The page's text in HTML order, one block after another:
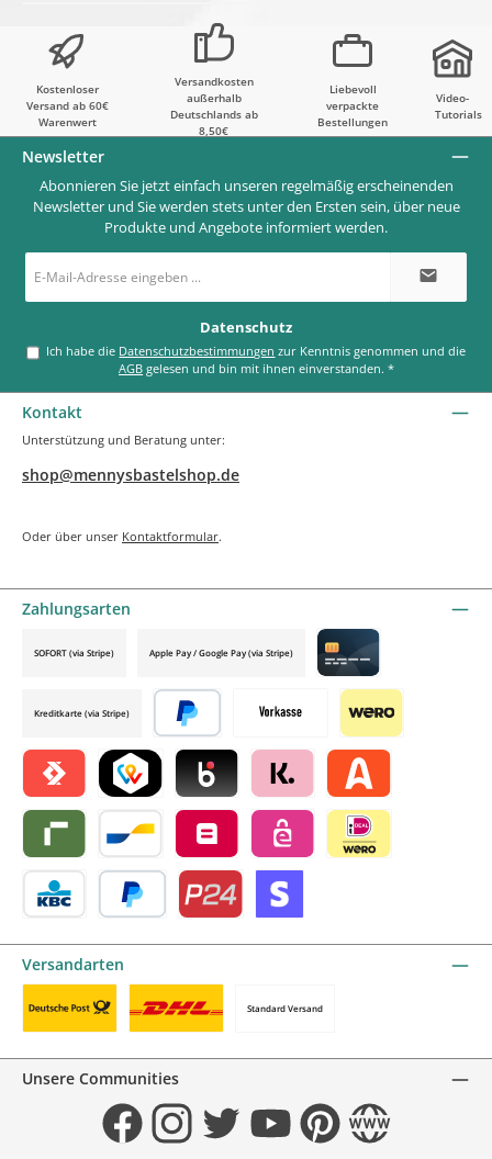
Kostenloser
Versand ab 60€
Warenwert
Versandkosten
außerhalb
Deutschlands ab
8,50€
Liebevoll
verpackte
Bestellungen
Video-
Tutorials
Newsletter
Abonnieren Sie jetzt einfach unseren regelmäßig erscheinenden
Newsletter und Sie werden stets unter den Ersten sein, über neue
Produkte und Angebote informiert werden.
E-
Mail-
*
Datenschutz
Ich habe die Datenschutzbestimmungen
AGB gelesen und bin mit ihnen einverstanden.*
Kontakt
Unterstützung und Beratung unter:
shop@mennysbastelshop.de
Oder über unser Kontaktformular.
Zahlungsarten
Vorkasse Wero
Satispay by mollieTWINT by mollieBlik by mollieKlarna by mollieAlma by mollie
Riverty by mollieBancontact by mollie
Belfius by mollieeps by mollie
SOFORT (via Stripe) Apple Pay / Google Pay (via Stripe)
Credit card by mollie
Kreditkarte (via Stripe)
Später bezahlen
Versandarten
Standard Versand
Unsere Communities
FacebookInstagramTwitter YouTubePinterestWebsite